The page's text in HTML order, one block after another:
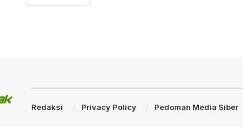
Redaksi Privacy Policy Pedoman Media Siber